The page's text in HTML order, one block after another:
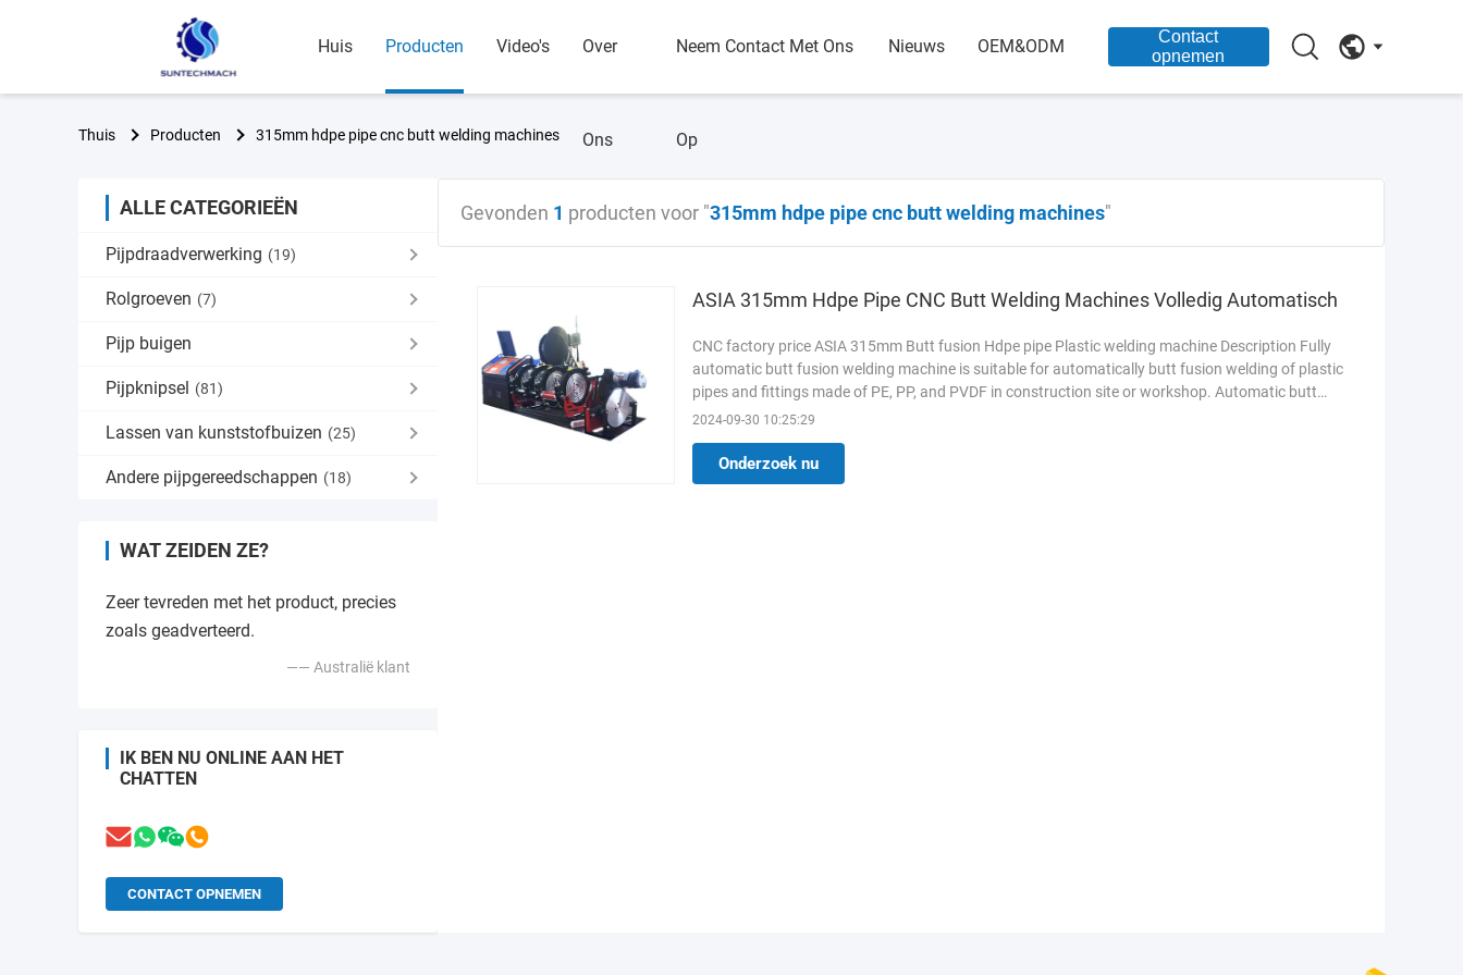
Huis Producten Video's Over
Ons
Neem Contact Met Ons
Op
Nieuws OEM&ODM
Contact
opnemen
Thuis Producten 315mm hdpe pipe cnc butt welding machines
ALLE CATEGORIEËN
Pijpdraadverwerking (19)
Rolgroeven (7)
Pijp buigen
Pijpknipsel (81)
Lassen van kunststofbuizen (25)
Andere pijpgereedschappen (18)
WAT ZEIDEN ZE?
Zeer tevreden met het product, precies
zoals geadverteerd.
—— Australië klant
IK BEN NU ONLINE AAN HET
CHATTEN
CONTACT OPNEMEN
Gevonden 1 producten voor "315mm hdpe pipe cnc butt welding machines"
ASIA 315mm Hdpe Pipe CNC Butt Welding Machines Volledig Automatisch
CNC factory price ASIA 315mm Butt fusion Hdpe pipe Plastic welding machine Description Fully
automatic butt fusion welding machine is suitable for automatically butt fusion welding of plastic
pipes and fittings made of PE, PP, and PVDF in construction site or workshop. Automatic butt
fusion plastic ... Lees meer
2024-09-30 10:25:29
Onderzoek nu